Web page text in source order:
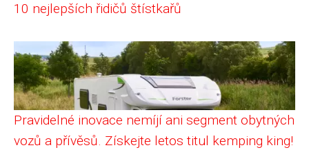
10 nejlepších řidičů štístkařů
Pravidelné inovace nemíjí ani segment obytných
vozů a přívěsů. Získejte letos titul kemping king!